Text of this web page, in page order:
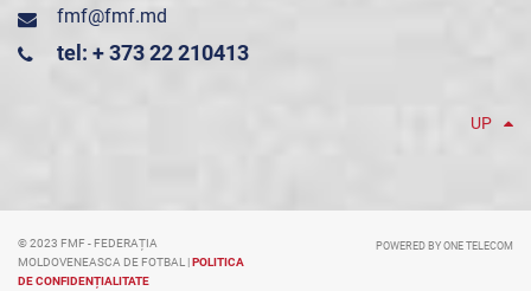
fmf@fmf.md
tel: + 373 22 210413
UP
© 2023 FMF - FEDERAȚIA
MOLDOVENEASCA DE FOTBAL |POLITICA
DE CONFIDENȚIALITATE
POWERED BY ONE TELECOM